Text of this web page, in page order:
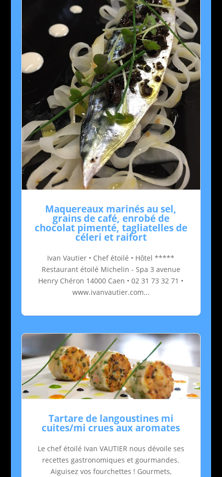
Maquereaux marinés au sel,
grains de café, enrobé de
chocolat pimenté, tagliatelles de
céleri et raifort
Ivan Vautier • Chef étoilé • Hôtel *****
Restaurant étoilé Michelin - Spa 3 avenue
Henry Chéron 14000 Caen • 02 31 73 32 71 •
www.ivanvautier.com...
Tartare de langoustines mi
cuites/mi crues aux aromates
Le chef étoilé Ivan VAUTIER nous dévoile ses
recettes gastronomiques et gourmandes.
Aiguisez vos fourchettes ! Gourmets,